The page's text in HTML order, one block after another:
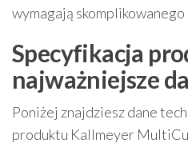
wymagają
Specyfikacja
najważniejsze
Poniżej znajdziesz dane
produktu Kallmeyer